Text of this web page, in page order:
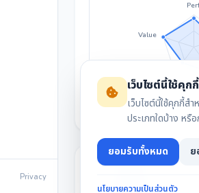
Privacy
Invest
Value
สรุปงบล่าสุด
เว็บไซต์นี้ใช้คุกกี้
เว็บไซต์นี้ใช้คุกกี้ส
ประเภทใดบ้าง หรื
ยอมรับทั้งหมด ย
นโยบายความเป็นส่วนตัว